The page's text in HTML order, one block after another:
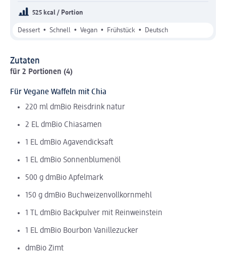
525 kcal / Portion
Dessert • Schnell • Vegan • Frühstück • Deutsch
Zutaten
für 2 Portionen (4)
Für Vegane Waffeln mit Chia
220 ml dmBio Reisdrink natur
2 EL dmBio Chiasamen
1 EL dmBio Agavendicksaft
1 EL dmBio Sonnenblumenöl
500 g dmBio Apfelmark
150 g dmBio Buchweizenvollkornmehl
1 TL dmBio Backpulver mit Reinweinstein
1 EL dmBio Bourbon Vanillezucker
dmBio Zimt